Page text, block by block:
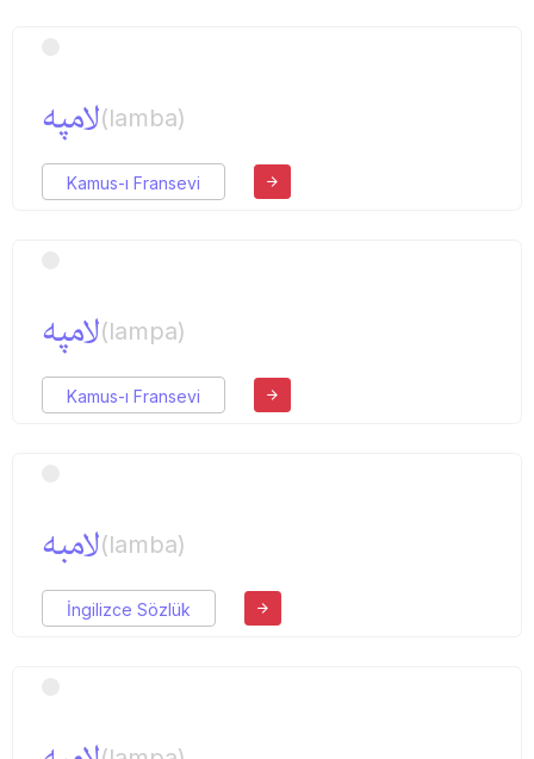
لامپه(lamba)
Kamus-ı Fransevi
‌لامپه(lampa)
Kamus-ı Fransevi
لامبه(lamba)
İngilizce Sözlük